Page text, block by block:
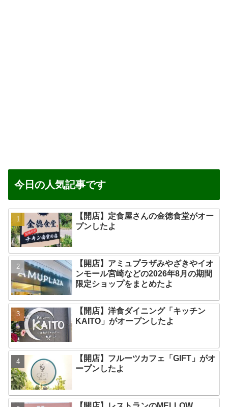
今日の人気記事です
【開店】定食屋さんの金徳食堂がオー
プンしたよ
【開店】アミュプラザみやざきやイオ
ンモール宮崎などの2026年8月の期間
限定ショップをまとめたよ
【開店】洋食ダイニング「キッチン
KAITO」がオープンしたよ
【開店】フルーツカフェ「GIFT」がオ
ープンしたよ